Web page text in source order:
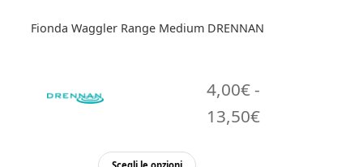
Fionda Waggler Range Medium DRENNAN
4,00€-
13,50€Fascia
Questo